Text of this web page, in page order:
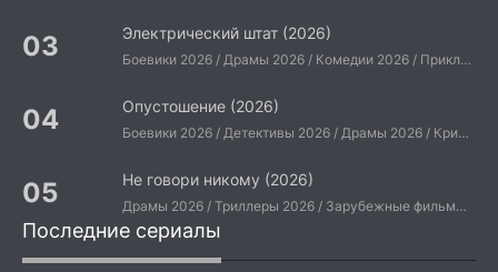
Электрический штат (2026)
Боевики 2026 / Драмы 2026 / Комедии 2026 / Приключения 2026 / Фантастические 2026 / Зарубежные фильмы 2026 / Американские фильмы / Фильмы 2026
Опустошение (2026)
Боевики 2026 / Детективы 2026 / Драмы 2026 / Криминальные фильмы 2026 / Триллеры 2026 / Зарубежные фильмы 2026 / Американские фильмы / Фильмы 2026
Не говори никому (2026)
Драмы 2026 / Триллеры 2026 / Зарубежные фильмы 2026 / Американские фильмы / Фильмы 2026
Последние сериалы